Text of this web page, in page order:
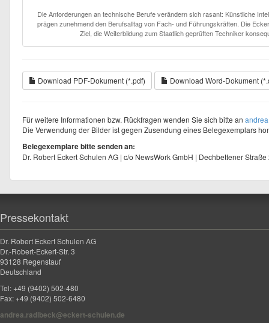
Die Anforderungen an technische Berufe verändern sich rasant: Künstliche
prägen zunehmend den Berufsalltag von Fach- und Führungskräften. Die
Ziel, die Weiterbildung zum Staatlich geprüften Techniker
Download PDF-Dokument (*.pdf) Download Word-Dokument
Für weitere Informationen bzw. Rückfragen wenden Sie sich bitte an
Die Verwendung der Bilder ist gegen Zusendung eines Belegexemplars
Belegexemplare bitte senden an:
Dr. Robert Eckert Schulen AG | c/o NewsWork GmbH | Dechbettener
Pressekontakt
Dr. Robert Eckert Schulen AG
Dr.-Robert-Eckert-Str. 3
93128 Regenstauf
Deutschland
Tel: +49 (9402) 502-480
Fax: +49 (9402) 502-6480
andrea.radlbeck@eckert-schulen.de